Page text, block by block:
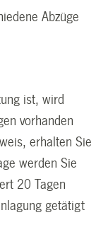
Abzüge
ist, wird
vorhanden
erhalten Sie
werden Sie
20 Tagen
getätigt